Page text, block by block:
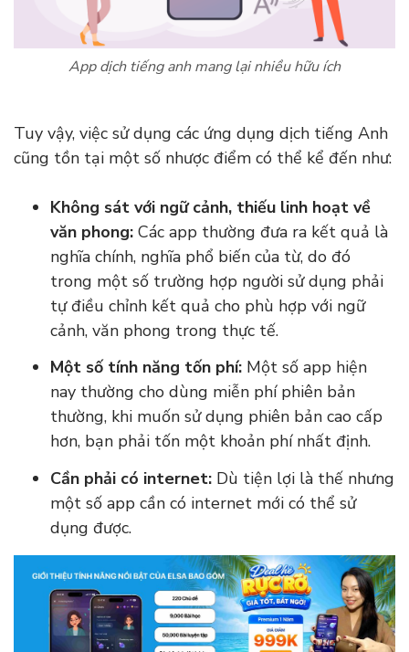
App dịch tiếng anh mang lại nhiều hữu ích
Tuy vậy, việc sử dụng các ứng dụng dịch tiếng Anh
cũng tồn tại một số nhược điểm có thể kể đến như:
Không sát với ngữ cảnh, thiếu linh hoạt về
văn phong: Các app thường đưa ra kết quả là
nghĩa chính, nghĩa phổ biến của từ, do đó
trong một số trường hợp người sử dụng phải
tự điều chỉnh kết quả cho phù hợp với ngữ
cảnh, văn phong trong thực tế.
Một số tính năng tốn phí: Một số app hiện
nay thường cho dùng miễn phí phiên bản
thường, khi muốn sử dụng phiên bản cao cấp
hơn, bạn phải tốn một khoản phí nhất định.
Cần phải có internet: Dù tiện lợi là thế nhưng
một số app cần có internet mới có thể sử
dụng được.